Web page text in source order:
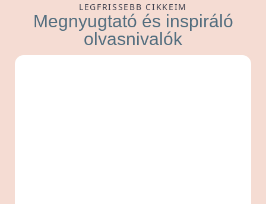
LEGFRISSEBB CIKKEIM
Megnyugtató és inspiráló
olvasnivalók